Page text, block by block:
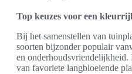
Top keuzes voor een
Bij het samenstellen van
soorten bijzonder populair
en onderhoudsvriendelijkheid.
van favoriete langbloeiende